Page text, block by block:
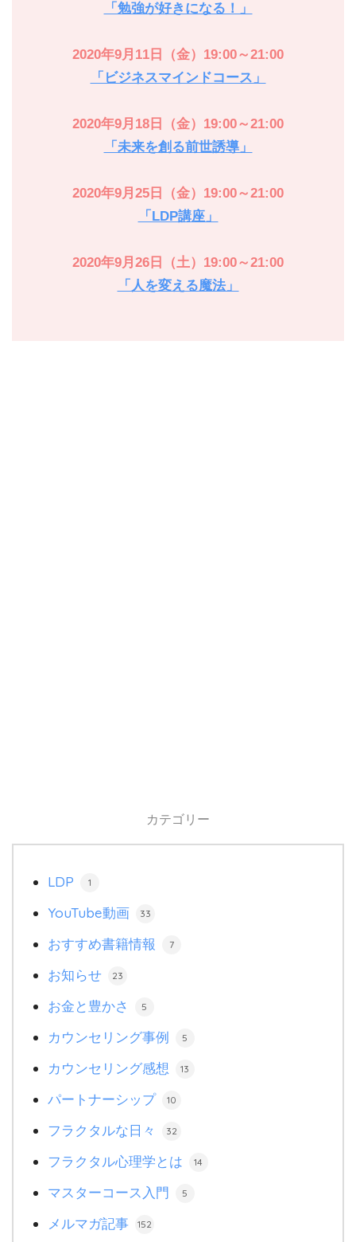
「勉強が好きになる！」
2020年9月11日（金）19:00～21:00
「ビジネスマインドコース」
2020年9月18日（金）19:00～21:00
「未来を創る前世誘導」
2020年9月25日（金）19:00～21:00
「LDP講座」
2020年9月26日（土）19:00～21:00
「人を変える魔法」
カテゴリー
LDP 1
YouTube動画 33
おすすめ書籍情報 7
お知らせ 23
お金と豊かさ 5
カウンセリング事例 5
カウンセリング感想 13
パートナーシップ 10
フラクタルな日々 32
フラクタル心理学とは 14
マスターコース入門 5
メルマガ記事 152